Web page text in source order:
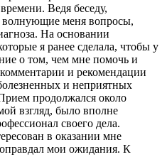
Ведя беседу,
волнующие меня вопросы,
На основании
я ранее сделала, чтобы у
о том, чем мне помочь и
и рекомендации
и неприятных
продолжался около
взгляд, было вполне
своего дела.
в оказании мне
мои ожидания. К